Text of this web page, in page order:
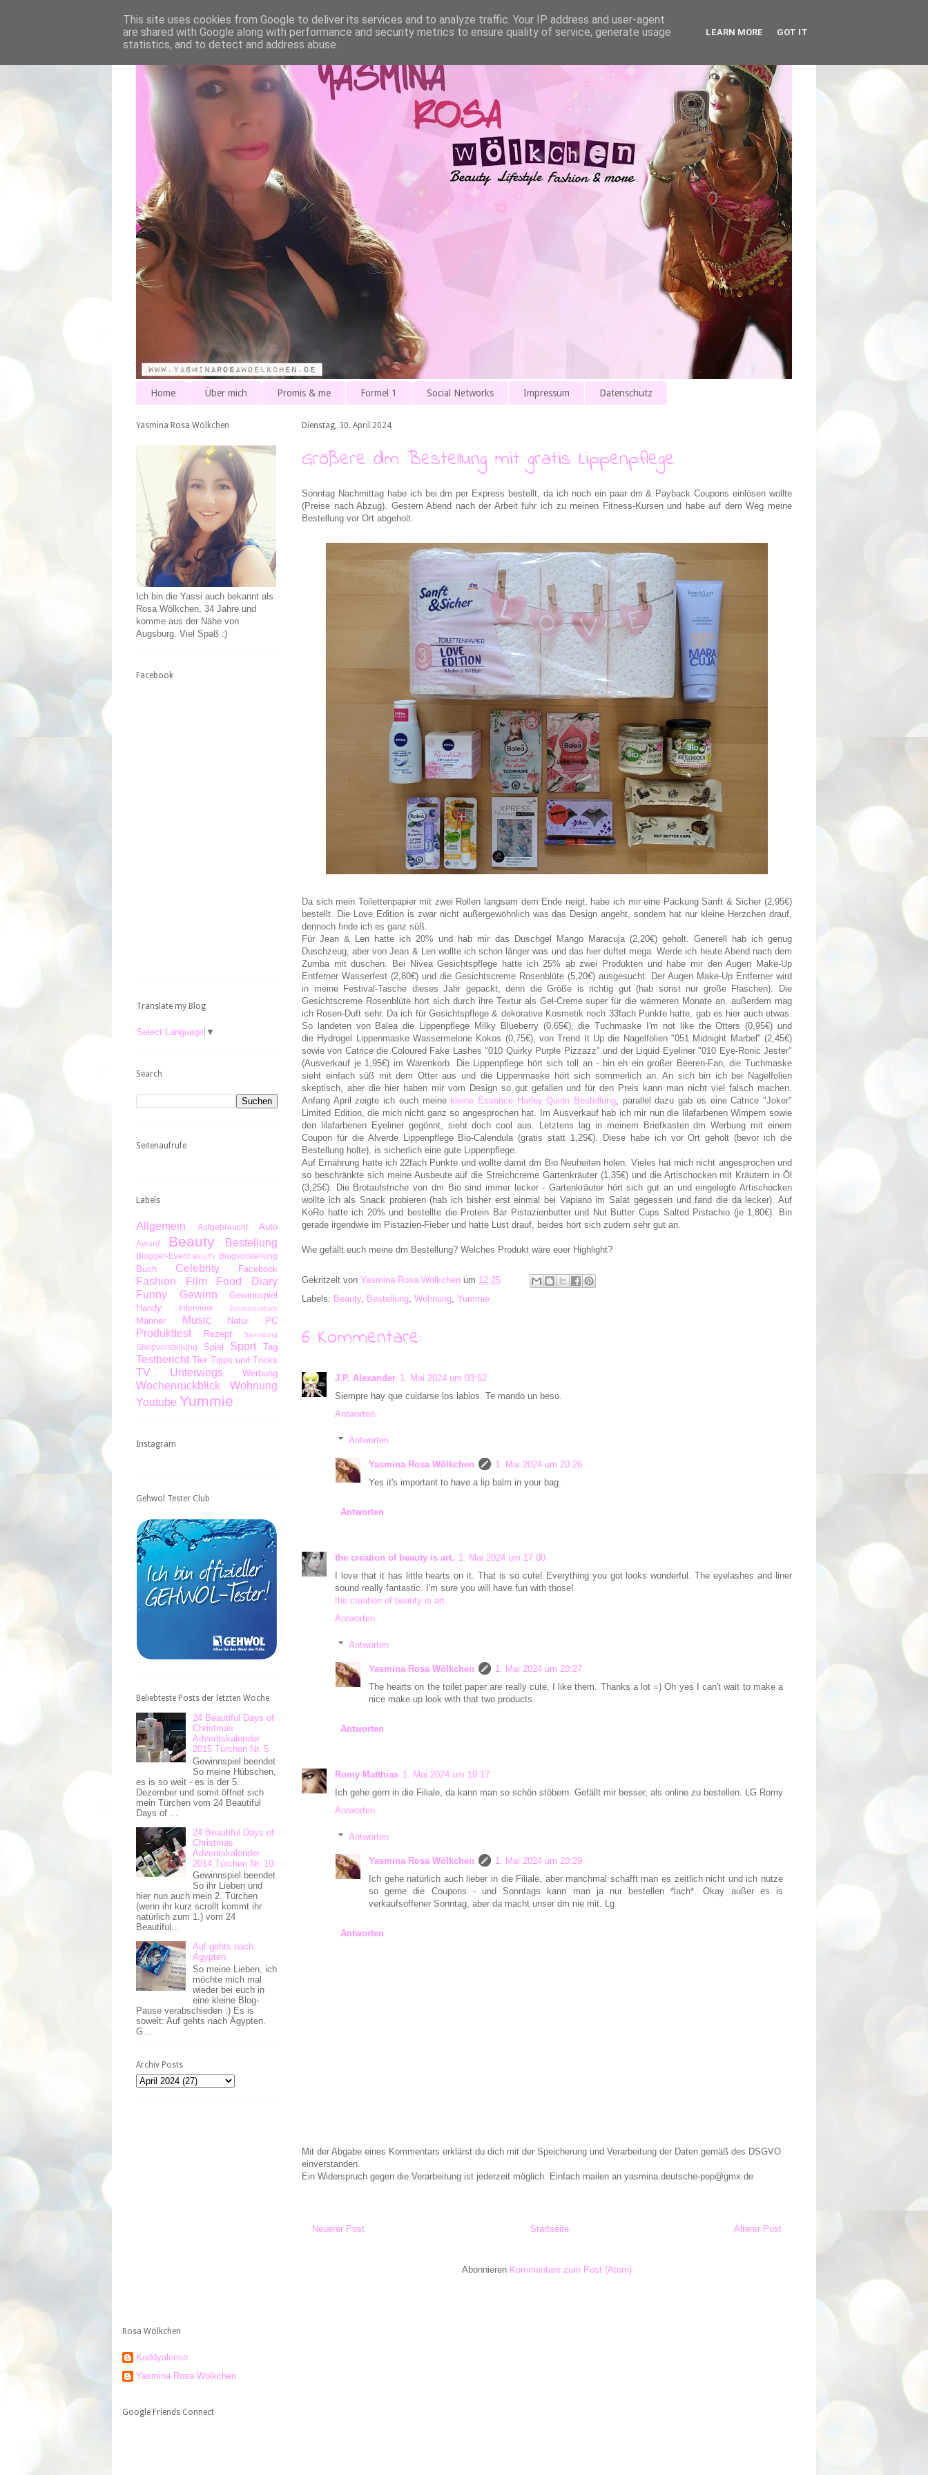
Home Über mich Promis & me Formel 1 Social Networks Impressum Datenschutz
Dienstag, 30. April 2024
Größere dm Bestellung mit gratis Lippenpflege
Sonntag Nachmittag habe ich bei dm per Express bestellt, da ich noch ein paar dm & Payback Coupons einlösen wollte
(Preise nach Abzug). Gestern Abend nach der Arbeit fuhr ich zu meinen Fitness-Kursen und habe auf dem Weg meine
Bestellung vor Ort abgeholt.
Da sich mein Toilettenpapier mit zwei Rollen langsam dem Ende neigt, habe ich mir eine Packung Sanft & Sicher (2,95€)
bestellt. Die Love Edition is zwar nicht außergewöhnlich was das Design angeht, sondern hat nur kleine Herzchen drauf,
dennoch finde ich es ganz süß.
Für Jean & Len hatte ich 20% und hab mir das Duschgel Mango Maracuja (2,20€) geholt. Generell hab ich genug
Duschzeug, aber von Jean & Len wollte ich schon länger was und das hier duftet mega. Werde ich heute Abend nach dem
Zumba mit duschen. Bei Nivea Gesichtspflege hatte ich 25% ab zwei Produkten und habe mir den Augen Make-Up
Entferner Wasserfest (2,80€) und die Gesichtscreme Rosenblüte (5,20€) ausgesucht. Der Augen Make-Up Entferner wird
in meine Festival-Tasche dieses Jahr gepackt, denn die Größe is richtig gut (hab sonst nur große Flaschen). Die
Gesichtscreme Rosenblüte hört sich durch ihre Textur als Gel-Creme super für die wärmeren Monate an, außerdem mag
ich Rosen-Duft sehr. Da ich für Gesichtspflege & dekorative Kosmetik noch 33fach Punkte hatte, gab es hier auch etwas.
So landeten von Balea die Lippenpflege Milky Blueberry (0,65€), die Tuchmaske I'm not like the Otters (0,95€) und
die Hydrogel Lippenmaske Wassermelone Kokos (0,75€), von Trend It Up die Nagelfolien "051 Midnight Marbel" (2,45€)
sowie von Catrice die Coloured Fake Lashes "010 Quirky Purple Pizzazz" und der Liquid Eyeliner "010 Eye-Ronic Jester"
(Ausverkauf je 1,95€) im Warenkorb. Die Lippenpflege hört sich toll an - bin eh ein großer Beeren-Fan, die Tuchmaske
sieht einfach süß mit dem Otter aus und die Lippenmaske hört sich sommerlich an. An sich bin ich bei Nagelfolien
skeptisch, aber die hier haben mir vom Design so gut gefallen und für den Preis kann man nicht viel falsch machen.
Anfang April zeigte ich euch meine kleine Essence Harley Quinn Bestellung , parallel dazu gab es eine Catrice "Joker"
Limited Edition, die mich nicht ganz so angesprochen hat. Im Ausverkauf hab ich mir nun die lilafarbenen Wimpern sowie
den lilafarbenen Eyeliner gegönnt, sieht doch cool aus.
Letztens lag in meinem Briefkasten dm Werbung mit einem
Coupon für die Alverde
LippenpflegeBio-Calendula (gratis statt 1,25€). Diese habe ich vor Ort geholt (bevor ich die
Bestellung holte), is sicherlich eine gute Lippenpflege.
Auf Ernährung hatte ich 22fach Punkte und wollte damit dm Bio Neuheiten holen. Vieles hat mich nicht angesprochen und
so beschränkte sich meine Ausbeute auf die Streichcreme Gartenkräuter (1,35€) und die Artischocken mit Kräutern in Öl
(3,25€). Die Brotaufstriche von dm Bio sind immer lecker - Gartenkräuter hört sich gut an und eingelegte Artischocken
wollte ich als Snack probieren (hab ich bisher erst einmal bei Vapiano im Salat gegessen und fand die da lecker). Auf
KoRo hatte ich 20% und bestellte die Protein Bar Pistazienbutter und Nut Butter Cups Salted Pistachio (je 1,80€). Bin
gerade irgendwie im Pistazien-Fieber und hatte Lust drauf, beides hört sich zudem sehr gut an.
Wie gefällt euch meine dm Bestellung? Welches Produkt wäre euer Highlight?
Gekritzelt von Yasmina Rosa Wölkchen um 12:25
Labels: Beauty, Bestellung Wohnung Yummie
6 Kommentare:
J.P. Alexander 1. Mai 2024 um 03:52
Siempre hay que cuidarse los labios. Te mando un beso.
Antworten
Antworten
Yasmina Rosa Wölkchen
1. Mai 2024 um 20:26
Yes it's important to have a lip balm in your bag.
Antworten
the creation of beauty is art. 1. Mai 2024 um 17:00
I love that it has little hearts on it. That is so cute! Everything you got looks wonderful. The eyelashes and liner
sound really fantastic. I'm sure you will have fun with those!
the creation of beauty is art.
Antworten
Antworten
Yasmina Rosa Wölkchen
1. Mai 2024 um 20:27
The hearts on the toilet paper are really cute, I like them. Thanks a lot =) Oh yes I can't wait to make a
nice make up look with that two products.
Antworten
Romy Matthias 1. Mai 2024 um 19:17
Ich gehe gern in die Filiale, da kann man so schön stöbern. Gefällt mir besser, als online zu bestellen. LG Romy
Antworten
Antworten
Yasmina Rosa Wölkchen
1. Mai 2024 um 20:29
Ich gehe natürlich auch lieber in die Filiale, aber manchmal schafft man es zeitlich nicht und ich nutze
so gerne die Coupons - und Sonntags kann man ja nur bestellen *lach*. Okay außer es is
verkaufsoffener Sonntag, aber da macht unser dm nie mit. Lg
Antworten
Mit der Abgabe eines Kommentars erklärst du dich mit der Speicherung und Verarbeitung der Daten gemäß des DSGVO
einverstanden.
Ein Widerspruch gegen die Verarbeitung ist jederzeit möglich. Einfach mailen an yasmina.deutsche-pop@gmx.de
Neuerer Post Älterer Post
Startseite
Abonnieren Kommentare zum Post (Atom)
Yasmina Rosa Wölkchen
Ich bin die Yassi auch bekannt als
Rosa Wölkchen, 34 Jahre und
komme aus der Nähe von
Augsburg. Viel Spaß :)
Facebook
Translate my Blog
Select Language ▼
Search
Seitenaufrufe
Labels
Allgemein Aufgebraucht Auto
Award Beauty Bestellung
Blogger-Event BlogTV Blogvorstellung
Buch Celebrity Facebook
Fashion Film
Food Diary
Funny
Gewinn
Gewinnspiel
Handy
Interview Jahresrückblick
Männer Music Natur PC
Produkttest Rezept Sammlung
Shopvorstellung Spiel Sport Tag
Testbericht Tier Tipps und Tricks
TV Unterwegs Werbung
Wochenrückblick
Wohnung
Youtube Yummie
Instagram
Gehwol Tester Club
Beliebteste Posts der letzten Woche
24 Beautiful Days of
Christmas
Adventskalender
2015 Türchen Nr. 5
Gewinnspiel beendet
So meine Hübschen,
es is so weit - es is der 5.
Dezember und somit öffnet sich
mein Türchen vom 24 Beautiful
Days of ...
24 Beautiful Days of
Christmas
Adventskalender
2014 Türchen Nr. 10
Gewinnspiel beendet
So ihr Lieben und
hier nun auch mein 2. Türchen
(wenn ihr kurz scrollt kommt ihr
natürlich zum 1.) vom 24
Beautiful...
Auf gehts nach
Ägypten
So meine Lieben, ich
möchte mich mal
wieder bei euch in
eine kleine Blog-
Pause verabschieden :) Es is
soweit: Auf gehts nach Ägypten.
G...
Archiv Posts
Rosa Wölkchen
Kaddyalonso
Yasmina Rosa Wölkchen
Google Friends Connect
This site uses cookies from Google to deliver its services and to analyze traffic. Your IP address and user-agent
are shared with Google along with performance and security metrics to ensure quality of service, generate usage
statistics, and to detect and address abuse.
LEARN MORE GOT IT